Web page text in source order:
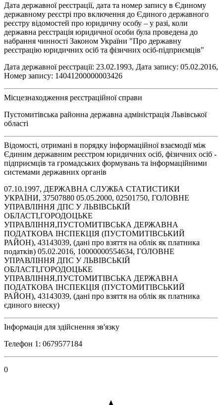
Дата державної реєстрації, дата та номер запису в Єдиному
державному реєстрі про включення до Єдиного державного
реєстру відомостей про юридичну особу – у разі, коли
державна реєстрація юридичної особи була проведена до
набрання чинності Законом України "Про державну
реєстрацію юридичних осіб та фізичних осіб-підприємців"
Дата державної реєстрації: 23.02.1993, Дата запису: 05.02.2016,
Номер запису: 14041200000003426
Місцезнаходження реєстраційної справи
Пустомитівська районна державна адміністрація Львівської
області
Відомості, отримані в порядку інформаційної взаємодії між
Єдиним державним реєстром юридичних осіб, фізичних осіб -
підприємців та громадських формувань та інформаційними
системами державних органів
07.10.1997, ДЕРЖАВНА СЛУЖБА СТАТИСТИКИ
УКРАЇНИ, 37507880 05.05.2000, 02501750, ГОЛОВНЕ
УПРАВЛІННЯ ДПС У ЛЬВІВСЬКІЙ
ОБЛАСТІ,ГОРОДОЦЬКЕ
УПРАВЛІННЯ,ПУСТОМИТІВСЬКА ДЕРЖАВНА
ПОДАТКОВА ІНСПЕКЦІЯ (ПУСТОМИТІВСЬКИЙ
РАЙОН), 43143039, (дані про взяття на облік як платника
податків) 05.02.2016, 10000000554634, ГОЛОВНЕ
УПРАВЛІННЯ ДПС У ЛЬВІВСЬКІЙ
ОБЛАСТІ,ГОРОДОЦЬКЕ
УПРАВЛІННЯ,ПУСТОМИТІВСЬКА ДЕРЖАВНА
ПОДАТКОВА ІНСПЕКЦІЯ (ПУСТОМИТІВСЬКИЙ
РАЙОН), 43143039, (дані про взяття на облік як платника
єдиного внеску)
Інформація для здійснення зв'язку
Телефон 1: 0679577184
0